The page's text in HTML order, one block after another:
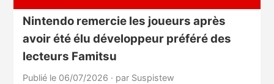
Nintendo remercie les joueurs après
avoir été élu développeur préféré des
lecteurs Famitsu
Publié le 06/07/2026 · par Suspistew